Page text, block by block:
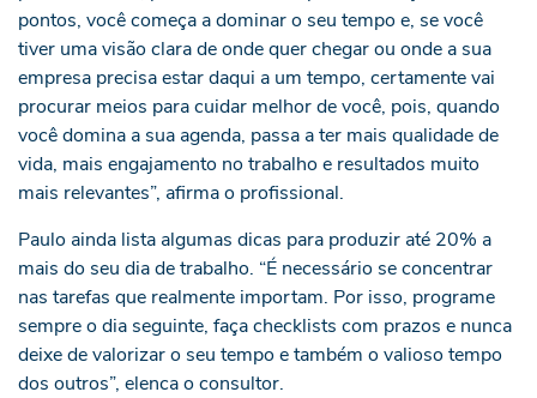
pontos, você começa a dominar o seu tempo e, se você
tiver uma visão clara de onde quer chegar ou onde a sua
empresa precisa estar daqui a um tempo, certamente vai
procurar meios para cuidar melhor de você, pois, quando
você domina a sua agenda, passa a ter mais qualidade de
vida, mais engajamento no trabalho e resultados muito
mais relevantes”, afirma o profissional.
Paulo ainda lista algumas dicas para produzir até 20% a
mais do seu dia de trabalho. “É necessário se concentrar
nas tarefas que realmente importam. Por isso, programe
sempre o dia seguinte, faça checklists com prazos e nunca
deixe de valorizar o seu tempo e também o valioso tempo
dos outros”, elenca o consultor.